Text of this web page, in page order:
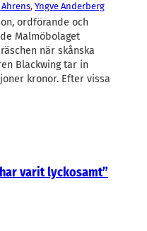
varit lyckosamt”
, Yngve Anderberg
ordförande och
Malmöbolaget
när skånska
Blackwing tar in
kronor. Efter vissa